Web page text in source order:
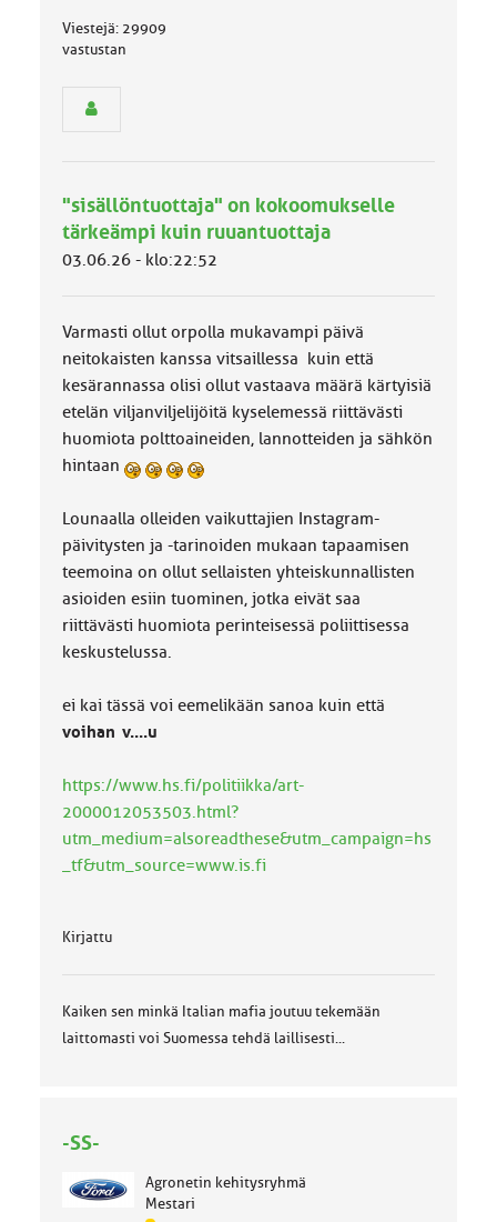
h
e
e
u
o
k
Viestejä: 29909
vastustan
"sisällöntuottaja" on kokoomukselle
tärkeämpi kuin ruuantuottaja
03.06.26 - klo:22:52
Varmasti ollut orpolla mukavampi päivä
neitokaisten kanssa vitsaillessa kuin että
kesärannassa olisi ollut vastaava määrä kärtyisiä
etelän viljanviljelijöitä kyselemessä riittävästi
huomiota polttoaineiden, lannotteiden ja sähkön
hintaan
Lounaalla olleiden vaikuttajien Instagram-
päivitysten ja -tarinoiden mukaan tapaamisen
teemoina on ollut sellaisten yhteiskunnallisten
asioiden esiin tuominen, jotka eivät saa
riittävästi huomiota perinteisessä poliittisessa
keskustelussa.
ei kai tässä voi eemelikään sanoa kuin että
voihan v....u
https://www.hs.fi/politiikka/art-
2000012053503.html?
utm_medium=alsoreadthese&utm_campaign=hs
_tf&utm_source=www.is.fi
Kirjattu
Kaiken sen minkä Italian mafia joutuu tekemään
laittomasti voi Suomessa tehdä laillisesti...
-SS-
Agronetin kehitysryhmä
Mestari